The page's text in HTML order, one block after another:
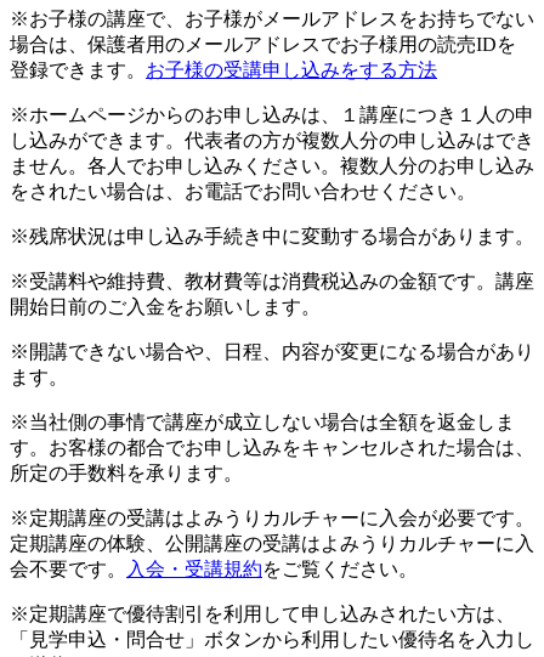
※お子様の講座で、お子様がメールアドレスをお持ちでない
場合は、保護者用のメールアドレスでお子様用の読売IDを
登録できます。 お子様の受講申し込みをする方法
※ホームページからのお申し込みは、１講座につき１人の申
し込みができます。代表者の方が複数人分の申し込みはでき
ません。各人でお申し込みください。複数人分のお申し込み
をされたい場合は、お電話でお問い合わせください。
※残席状況は申し込み手続き中に変動する場合があります。
※受講料や維持費、教材費等は消費税込みの金額です。講座
開始日前のご入金をお願いします。
※開講できない場合や、日程、内容が変更になる場合があり
ます。
※当社側の事情で講座が成立しない場合は全額を返金しま
す。お客様の都合でお申し込みをキャンセルされた場合は、
所定の手数料を承ります。
※定期講座の受講はよみうりカルチャーに入会が必要です。
定期講座の体験、公開講座の受講はよみうりカルチャーに入
会不要です。
入会・受講規約をご覧ください。
※定期講座で優待割引を利用して申し込みされたい方は、
「見学申込・問合せ」ボタンから利用したい優待名を入力し